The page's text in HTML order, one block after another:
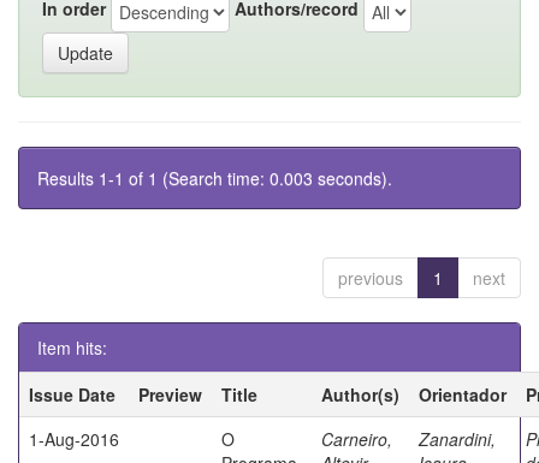
In order Authors/record
Results 1-1 of 1 (Search time: 0.003 seconds).
previous 1 next
Item hits:
Issue Date
Preview Title Author(s) Orientador
1-Aug-2016
O
Carneiro,
Zanardini,